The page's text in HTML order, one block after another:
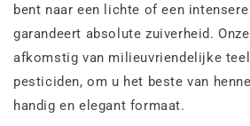
bent naar een lichte of een
garandeert absolute zuiverheid.
afkomstig van milieuvriendelijke
pesticiden, om u het beste van
handig en elegant formaat.